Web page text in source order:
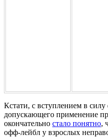
Кстати, с вступлением в силу
допускающего применение
окончательно стало понятно,
офф-лейбл у взрослых